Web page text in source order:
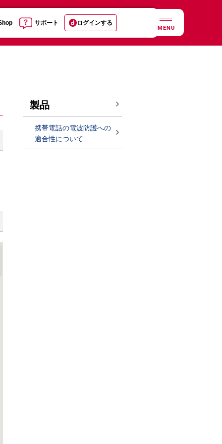
サポート ログインする
MENU
製品
携帯電話の電波防護への
適合性について